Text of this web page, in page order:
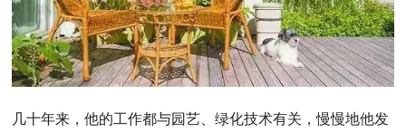
几十年来，他的工作都与园艺、绿化技术有关，慢慢地他发